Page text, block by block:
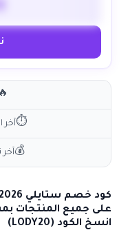
🔥
⏱آخر
💰آخر
على جميع المنتجات
انسخ الكود (LODY20)